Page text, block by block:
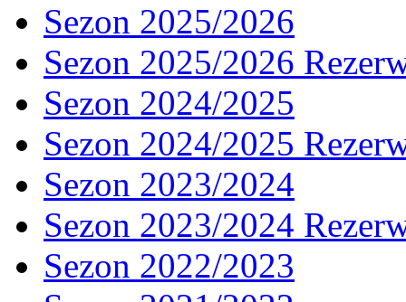
Sezon 2025/2026
Sezon 2025/2026
Sezon 2024/2025
Sezon 2024/2025
Sezon 2023/2024
Sezon 2023/2024
Sezon 2022/2023